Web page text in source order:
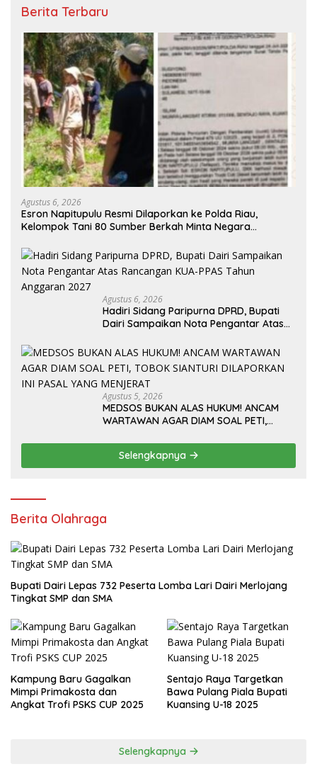
Berita Terbaru
Agustus 6, 2026
Esron Napitupulu Resmi Dilaporkan ke Polda Riau,
Kelompok Tani 80 Sumber Berkah Minta Negara
Agustus 6, 2026
Hadiri Sidang Paripurna DPRD, Bupati
Dairi Sampaikan Nota Pengantar Atas
2027
Agustus 5, 2026
MEDSOS BUKAN ALAS HUKUM! ANCAM
WARTAWAN AGAR DIAM SOAL PETI,
YANG MENJERAT
Selengkapnya
Berita Olahraga
Bupati Dairi Lepas 732 Peserta Lomba Lari Dairi Merlojang
Tingkat SMP dan SMA
Kampung Baru Gagalkan
Mimpi Primakosta dan
Angkat Trofi PSKS CUP 2025
Sentajo Raya Targetkan
Bawa Pulang Piala Bupati
Kuansing U-18 2025
Selengkapnya